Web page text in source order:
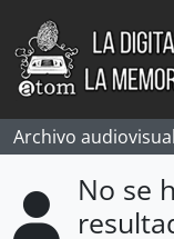
Skip to main content
Archivo
No se